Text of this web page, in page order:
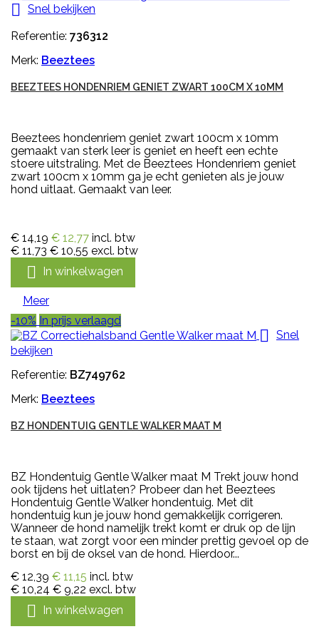
 Snel bekijken
Referentie: 736312
Merk: Beeztees
BEEZTEES HONDENRIEM GENIET ZWART 100CM X 10MM
Beeztees hondenriem geniet zwart 100cm x 10mm
gemaakt van sterk leer is geniet en heeft een echte
stoere uitstraling. Met de Beeztees Hondenriem geniet
zwart 100cm x 10mm ga je echt genieten als je jouw
hond uitlaat. Gemaakt van leer.
€ 14,19 € 12,77 incl. btw
€ 11,73 € 10,55 excl. btw
 In winkelwagen
Meer
-10% In prijs verlaagd
 Snel
bekijken
Referentie: BZ749762
Merk: Beeztees
BZ HONDENTUIG GENTLE WALKER MAAT M
BZ Hondentuig Gentle Walker maat M Trekt jouw hond
ook tijdens het uitlaten? Probeer dan het Beeztees
Hondentuig Gentle Walker hondentuig. Met dit
hondentuig kun je jouw hond gemakkelijk corrigeren.
Wanneer de hond namelijk trekt komt er druk op de lijn
te staan, wat zorgt voor een minder prettig gevoel op de
borst en bij de oksel van de hond. Hierdoor...
€ 12,39 € 11,15 incl. btw
€ 10,24 € 9,22 excl. btw
 In winkelwagen